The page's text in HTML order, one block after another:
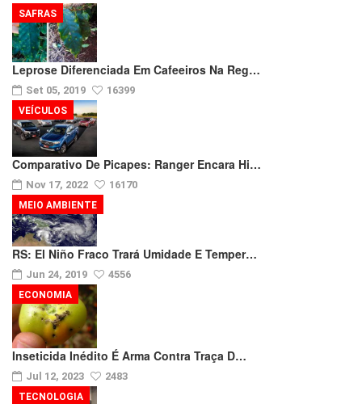
Leprose Diferenciada Em Cafeeiros Na Reg…
Set 05, 2019 16399
SAFRAS
Comparativo De Picapes: Ranger Encara Hi…
Nov 17, 2022 16170
VEÍCULOS
RS: El Niño Fraco Trará Umidade E Temper…
Jun 24, 2019 4556
MEIO AMBIENTE
Inseticida Inédito É Arma Contra Traça D…
Jul 12, 2023 2483
ECONOMIA
TECNOLOGIA